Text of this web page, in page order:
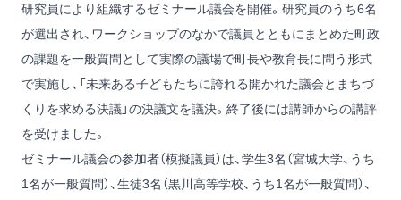
研究員により組織するゼミナール議会を開催。研究員のうち6名
が選出され、ワークショップのなかで議員とともにまとめた町政
の課題を一般質問として実際の議場で町長や教育長に問う形式
で実施し、「未来ある子どもたちに誇れる開かれた議会とまちづ
くりを求める決議」の決議文を議決。終了後には講師からの講評
を受けました。
ゼミナール議会の参加者（模擬議員）は、学生3名（宮城大学、うち
1名が一般質問）、生徒3名（黒川高等学校、うち1名が一般質問）、